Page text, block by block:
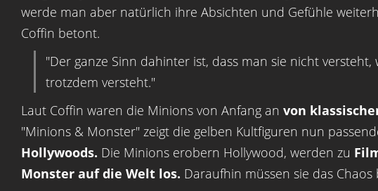
werde man aber natürlich ihre Absichten und Gefühle
Coffin betont.
"Der ganze Sinn dahinter ist, dass man sie nicht
trotzdem versteht."
Laut Coffin waren die Minions von Anfang an von
"Minions & Monster" zeigt die gelben Kultfiguren nun
Hollywoods. Die Minions erobern Hollywood, werden zu
Monster auf die Welt los. Daraufhin müssen sie das